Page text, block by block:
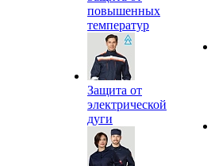
повышенных
температур
Защита от
электрической
дуги